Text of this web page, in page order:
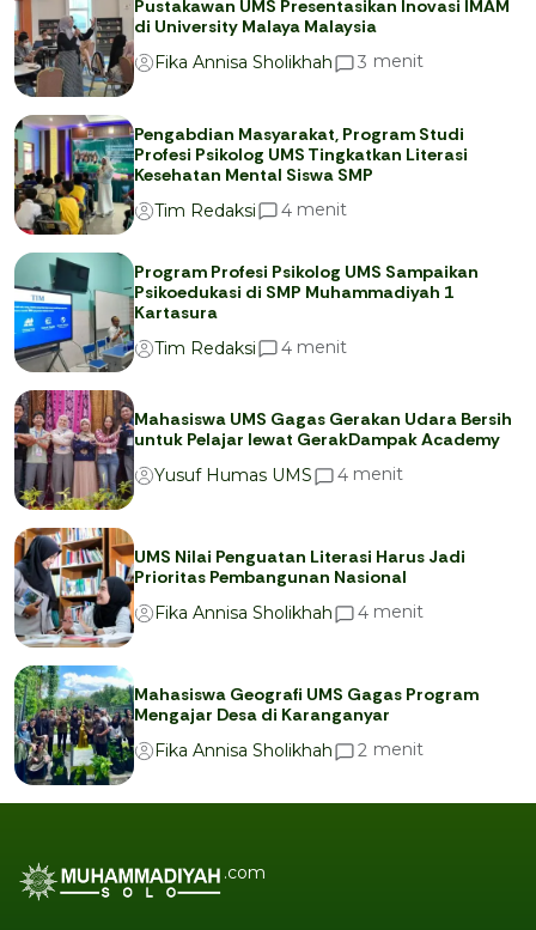
Pustakawan UMS Presentasikan Inovasi IMAM
di University Malaya Malaysia
Fika Annisa Sholikhah
3 menit
Pengabdian Masyarakat, Program Studi
Profesi Psikolog UMS Tingkatkan Literasi
Kesehatan Mental Siswa SMP
Tim Redaksi
4 menit
Program Profesi Psikolog UMS Sampaikan
Psikoedukasi di SMP Muhammadiyah 1
Kartasura
Tim Redaksi
4 menit
Mahasiswa UMS Gagas Gerakan Udara Bersih
untuk Pelajar lewat GerakDampak Academy
Yusuf Humas UMS
4 menit
UMS Nilai Penguatan Literasi Harus Jadi
Prioritas Pembangunan Nasional
Fika Annisa Sholikhah
4 menit
Mahasiswa Geografi UMS Gagas Program
Mengajar Desa di Karanganyar
Fika Annisa Sholikhah
2 menit
.com